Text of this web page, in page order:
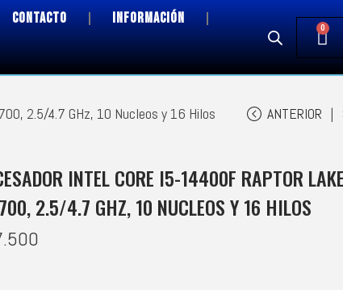
CONTACTO INFORMACIÓN
0
2.5/4.7 GHz, 10 Nucleos y 16 Hilos ANTERIOR
INTEL CORE I5-14400F RAPTOR
2.5/4.7 GHZ, 10 NUCLEOS Y 16 HILOS